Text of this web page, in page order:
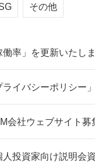
その他
働率」を更新いたし
ライバシーポリシー
会社ウェブサイト
人投資家向け説明会